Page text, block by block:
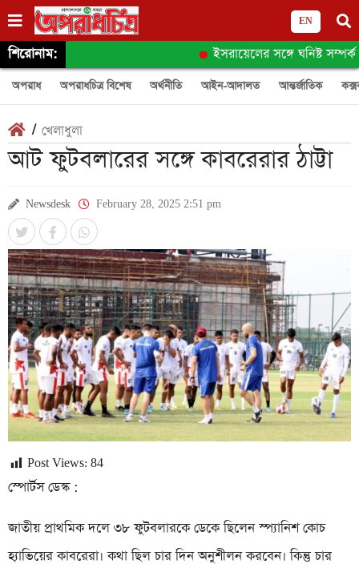
EN
শিরোনাম: ইসরায়েলের সঙ্গে ঘনিষ্ট সম্পর্ক
অপরাধ অপরাধচিত্র বিশেষ অর্থনীতি আইন-আদালত আন্তর্জাতিক
/ খেলাধুলা
আট ফুটবলারের সঙ্গে কাবরেরার ঠাট্টা
Newsdesk February 28, 2025 2:51 pm
Post Views: 84
স্পোর্টস ডেস্ক :
জাতীয় প্রাথমিক দলে ৩৮ ফুটবলারকে ডেকে ছিলেন স্প্যানিশ কোচ
হ্যাভিয়ের কাবরেরা। কথা ছিল চার দিন অনুশীলন করবেন। কিন্তু চার